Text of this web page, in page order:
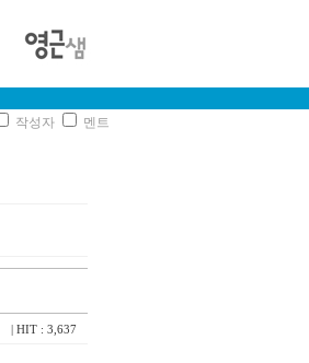
작성자 멘트
| HIT : 3,637